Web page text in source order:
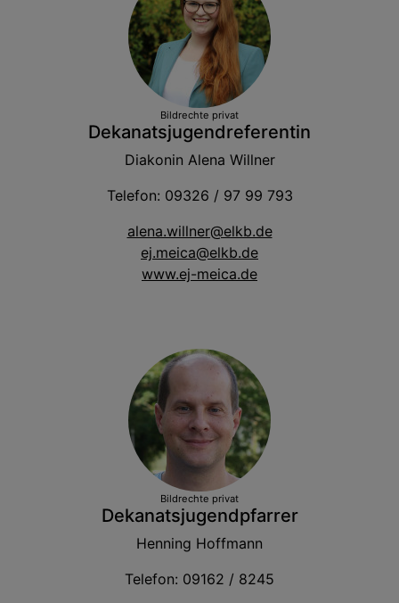
Bildrechte privat
Dekanatsjugendreferentin
Diakonin Alena Willner
Telefon: 09326 / 97 99 793
alena.willner@elkb.de
ej.meica@elkb.de
www.ej-meica.de
Bildrechte privat
Dekanatsjugendpfarrer
Henning Hoffmann
Telefon: 09162 / 8245